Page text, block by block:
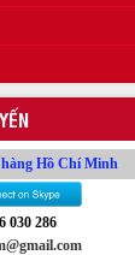
Hồ Chí Minh
030 286
đế nhựa